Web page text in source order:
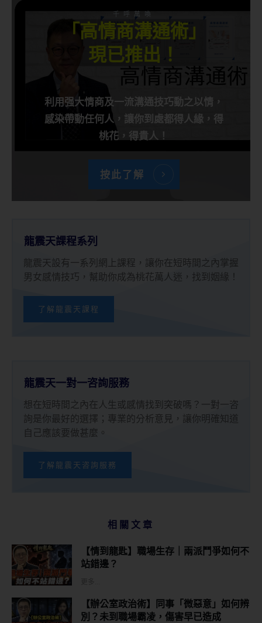
千呼萬喚
「高情商溝通術」
現已推出！
利用强大情商及一流溝通技巧動之以情，
感染帶動任何人，讓你到處都得人緣，得
桃花，得貴人！
按此了解
龍震天課程系列
龍震天設有一系列網上課程，讓你在短時間之內掌握
男女感情技巧，幫助你成為桃花萬人迷，找到姻緣！
了解龍震天課程
龍震天一對一咨詢服務
想在短時間之內在人生或感情找到突破嗎？一對一咨
詢是你最好的選擇；專業的分析意見，讓你明確知道
自己應該要做甚麼。
了解龍震天咨詢服務
相關文章
【情到龍匙】職場生存｜兩派鬥爭如何不
站錯邊？
【辦公室政治術】同事「微惡意」如何辨
別？未到職場霸凌，傷害早已造成